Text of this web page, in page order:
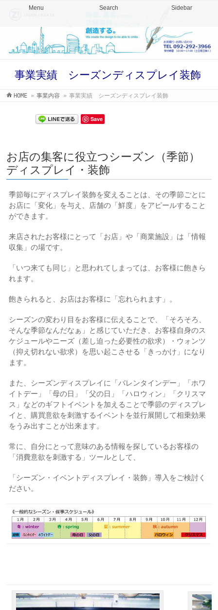
Menu Search Sidebar
事業実績 シーズンディスプレイ装飾
HOME » 事業内容 » 事業実績 シーズンディスプレイ装飾
Save
お店の集客に役立つシーズン（季節）
ディスプレイ・装飾
季節毎にディスプレイ装飾を変えることは、その季節ごとに
お店に「変化」を与え、店舗の「鮮度」をアピールすること
ができます。
来店されたお客様にとって「お店」や「商業施設」は「情報
収集」の場です。
「いつ来ても同じ」と思われてしまっては、お客様に飽きら
れます。
飽きられると、お店はお客様に「忘れられます」。
シーズンの変わり目をお客様に伝えることで、「そろそろ、
そんな季節なんだなぁ」と感じていただき、お客様自身のス
ケジュールやニーズ（差し迫った必要性の欲求）・ウォンツ
（抑え切れない欲求）を思い起こさせる「きっかけ」になり
ます。
また、シーズンディスプレイに「バレンタインデー」「ホワ
イトデー」「母の日」「父の日」「ハロウィン」「クリスマ
ス」などのギフトイベントを加えることで季節のディスプレ
イと、購買意欲を刺激するイベントを並行展開して相乗効果
をうみ出すことが出来ます。
常に、自分にとって意味のある情報を探しているお客様の
「消費意欲を刺激する」ツールとして、
「シーズン・イベントディスプレイ・装飾」導入をご検討く
ださい。